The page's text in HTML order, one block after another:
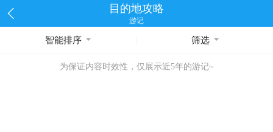
目的地攻略
游记
智能排序 筛选
为保证内容时效性，仅展示近5年的游记~